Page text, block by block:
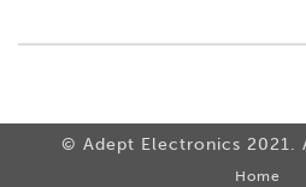
© Adept Electronics 2021.
Home